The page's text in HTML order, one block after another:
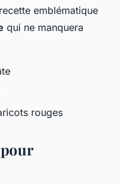
emblématique
qui ne manquera
rouges